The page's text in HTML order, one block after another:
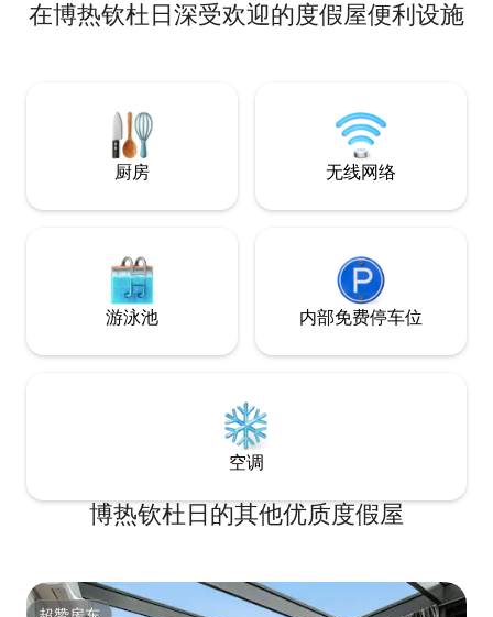
miasta. Życie toczy się własnym
tempem i jest doskonałą odskocznią od
otoczona jest dziesiątkami tras
rowerowych i pieszych, ma też własne
zejście do wody i pomostu.
用带露台的私人花
充电设施的免费停车位。 •
源也很近。 非常适合家庭和差旅人士入
住！😍
在博热钦杜日深受欢迎的度假屋便利设施
厨房 无线网络
游泳池 内部免费停车位
空调
博热钦杜日的其他优质度假屋